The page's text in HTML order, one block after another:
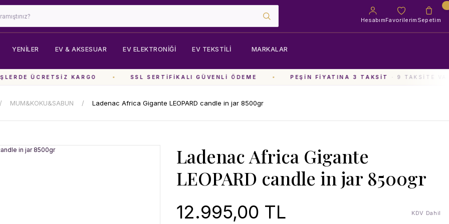
HesabımFavorilerim Sepetim
YENİLER EV & AKSESUAR EV ELEKTRONIĞI EV TEKSTILI MARKALAR
ÜCRETSIZ KARGO SSL SERTIFIKALI GÜVENLI ÖDEME PEŞIN FIYATINA 3 TAKSIT · 9 TAKSITE
MUM&KOKU&SABUN Ladenac Africa Gigante LEOPARD candle in jar 8500gr
Ladenac Africa Gigante
LEOPARD candle in jar 8500gr
12.995,00 TL KDV Dahil